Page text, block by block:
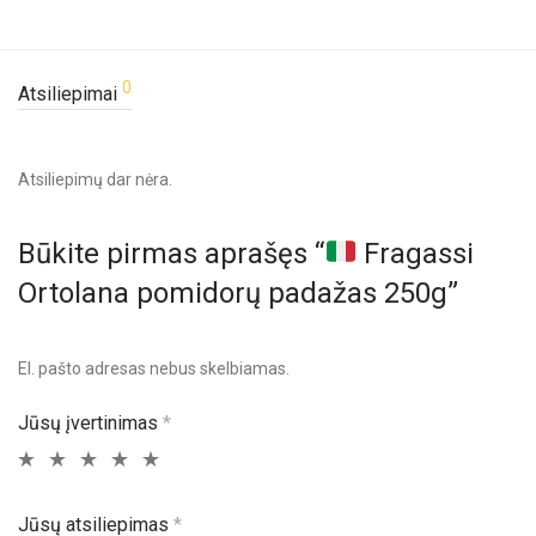
Atsiliepimai 0
Atsiliepimų dar nėra.
Būkite pirmas aprašęs “
Fragassi
Ortolana pomidorų padažas 250g”
El. pašto adresas nebus skelbiamas.
Jūsų įvertinimas *
Jūsų atsiliepimas *